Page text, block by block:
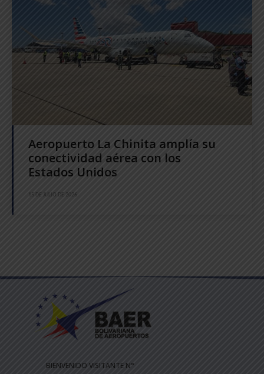
Aeropuerto La Chinita amplía su
conectividad aérea con los
Estados Unidos
15 DE JULIO DE 2026
BIENVENIDO VISITANTE N°